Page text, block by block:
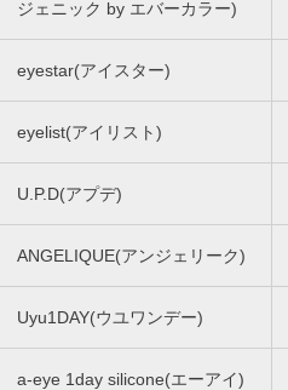
ジェニック by エバーカラー)
eyestar(アイスター)
eyelist(アイリスト)
U.P.D(アプデ)
ANGELIQUE(アンジェリーク)
Uyu1DAY(ウユワンデー)
a-eye 1day silicone(エーアイ)